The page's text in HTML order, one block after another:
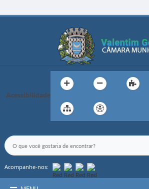
Acessibilidade
Acompanhe-nos: